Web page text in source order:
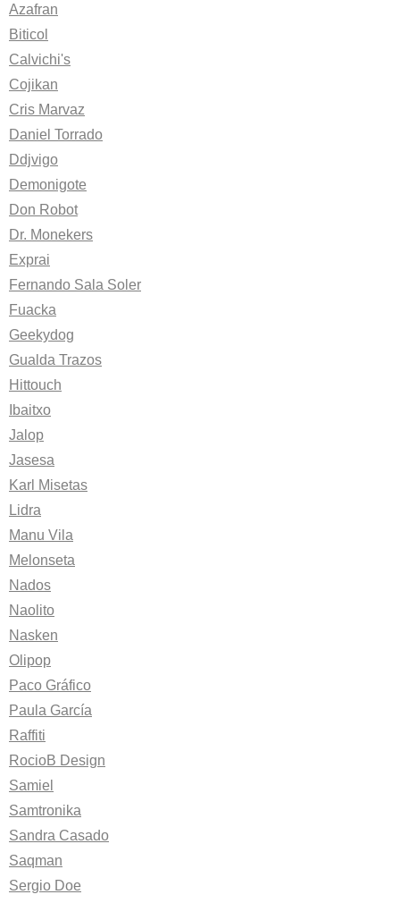
Azafran
Biticol
Calvichi's
Cojikan
Cris Marvaz
Daniel Torrado
Ddjvigo
Demonigote
Don Robot
Dr. Monekers
Exprai
Fernando Sala Soler
Fuacka
Geekydog
Gualda Trazos
Hittouch
Ibaitxo
Jalop
Jasesa
Karl Misetas
Lidra
Manu Vila
Melonseta
Nados
Naolito
Nasken
Olipop
Paco Gráfico
Paula García
Raffiti
RocioB Design
Samiel
Samtronika
Sandra Casado
Saqman
Sergio Doe